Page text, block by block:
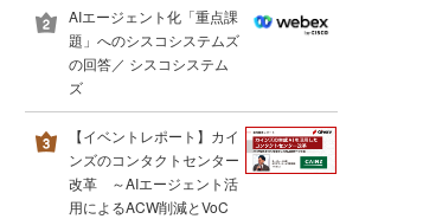
AIエージェント化「重点課
題」へのシスコシステムズ
の回答／ シスコシステム
ズ
【イベントレポート】カイ
ンズのコンタクトセンター
改革 ～AIエージェント活
用によるACW削減とVoC